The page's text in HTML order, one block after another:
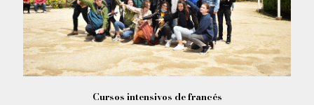
Cursos intensivos de francés